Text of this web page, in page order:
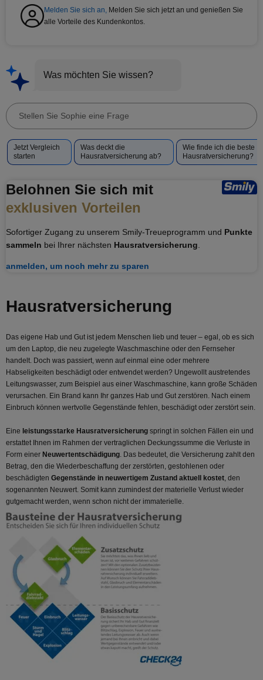
Melden Sie sich an, Melden Sie sich jetzt an und genießen Sie
alle Vorteile des Kundenkontos.
Was möchten Sie wissen?
Stellen
Sophie
eine
Vorgeschlagene
Fragen
Sophie
Jetzt Vergleich
starten
Was deckt die
Hausratversicherung ab?
Wie finde ich die beste
Hausratversicherung?
Belohnen Sie sich mit
exklusiven Vorteilen
Sofortiger Zugang zu unserem Smily-Treueprogramm und Punkte
sammeln bei Ihrer nächsten Hausratversicherung
anmelden, um noch mehr zu sparen
Hausrat­versicherung
Das eigene Hab und Gut ist jedem Menschen lieb und teuer – egal, ob es sich
um den Laptop, die neu zugelegte Waschmaschine oder den Fernseher
handelt. Doch was passiert, wenn auf einmal eine oder mehrere
Habseligkeiten beschädigt oder entwendet werden? Ungewollt austretendes
Leitungswasser, zum Beispiel aus einer Waschmaschine, kann große Schäden
verursachen. Ein Brand kann Ihr ganzes Hab und Gut zerstören. Nach einem
Einbruch können wertvolle Gegenstände fehlen, beschädigt oder zerstört sein.
Eine leistungsstarke Hausratversicherung springt in solchen Fällen ein und
erstattet Ihnen im Rahmen der vertraglichen Deckungssumme die Verluste in
Form einer Neuwertentschädigung. Das bedeutet, die Versicherung zahlt den
Betrag, den die Wiederbeschaffung der zerstörten, gestohlenen oder
beschädigten Gegenstände in neuwertigem Zustand aktuell kostet, den
sogenannten Neuwert. Somit kann zumindest der materielle Verlust wieder
gutgemacht werden, wenn schon nicht der immaterielle.